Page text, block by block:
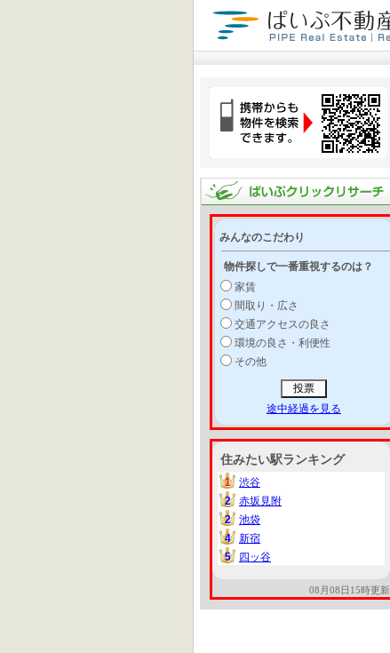
みんなのこだわり
物件探しで一番重視するのは？
家賃
間取り・広さ
交通アクセスの良さ
環境の良さ・利便性
その他
途中経過を見る
住みたい駅ランキング
1
1
渋谷
2
2
赤坂見附
2
2
池袋
4
4
新宿
5
5 四ッ谷
08月08日15時更新